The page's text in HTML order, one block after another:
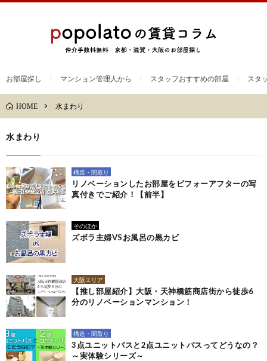
お部屋探し マンション管理人から スタッフおすすめの部屋 スタ
HOME 水まわり
水まわり
構造・間取り
リノベーションしたお部屋をビフォーアフターの写
真付きでご紹介！【前半】
そのほか
ズボラ主婦VSお風呂の黒カビ
大阪エリア
【推し部屋紹介】大阪・天神橋筋商店街から徒歩6
分のリノベーションマンション！
構造・間取り
3点ユニットバスと2点ユニットバスってどうなの？
～実体験シリーズ～